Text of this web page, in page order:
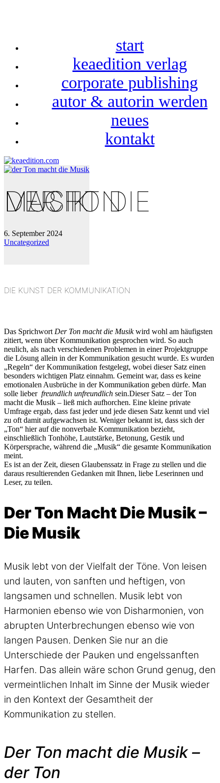
start
keaedition verlag
corporate publishing
autor & autorin werden
neues
kontakt
DER TON MACHT DIE MUSIK
6. September 2024
Uncategorized
DIE KUNST DER KOMMUNIKATION
Das Sprichwort Der Ton macht die Musikwird wohl am häufigsten
zitiert, wenn über Kommunikation gesprochen wird. So auch
neulich, als nach verschiedenen Problemen in einer Projektgruppe
die Lösung allein in der Kommunikation gesucht wurde. Es wurden
„Regeln“ der Kommunikation festgelegt, wobei dieser Satz einen
besonders wichtigen Platz einnahm. Gemeint war, dass es keine
emotionalen Ausbrüche in der Kommunikation geben dürfe. Man
solle lieber freundlich unfreundlich sein.Dieser Satz – der Ton
macht die Musik – ließ mich aufhorchen. Eine kleine private
Umfrage ergab, dass fast jeder und jede diesen Satz kennt und viel
zu oft damit aufgewachsen ist. Weniger bekannt ist, dass sich der
„Ton“ hier auf die nonverbale Kommunikation bezieht,
einschließlich Tonhöhe, Lautstärke, Betonung, Gestik und
Körpersprache, während die „Musik“ die gesamte Kommunikation
meint.
Es ist an der Zeit, diesen Glaubenssatz in Frage zu stellen und die
daraus resultierenden Gedanken mit Ihnen, liebe Leserinnen und
Leser, zu teilen.
Der Ton Macht Die Musik –
Die Musik
Musik lebt von der Vielfalt der Töne. Von leisen
und lauten, von sanften und heftigen, von
langsamen und schnellen. Musik lebt von
Harmonien ebenso wie von Disharmonien, von
abrupten Unterbrechungen ebenso wie von
langen Pausen. Denken Sie nur an die
Unterschiede der Pauken und engelssanften
Harfen. Das allein wäre schon Grund genug, den
vermeintlichen Inhalt im Sinne der Musik wieder
in den Kontext der Gesamtheit der
Kommunikation zu stellen.
Der Ton macht die Musik –
der Ton